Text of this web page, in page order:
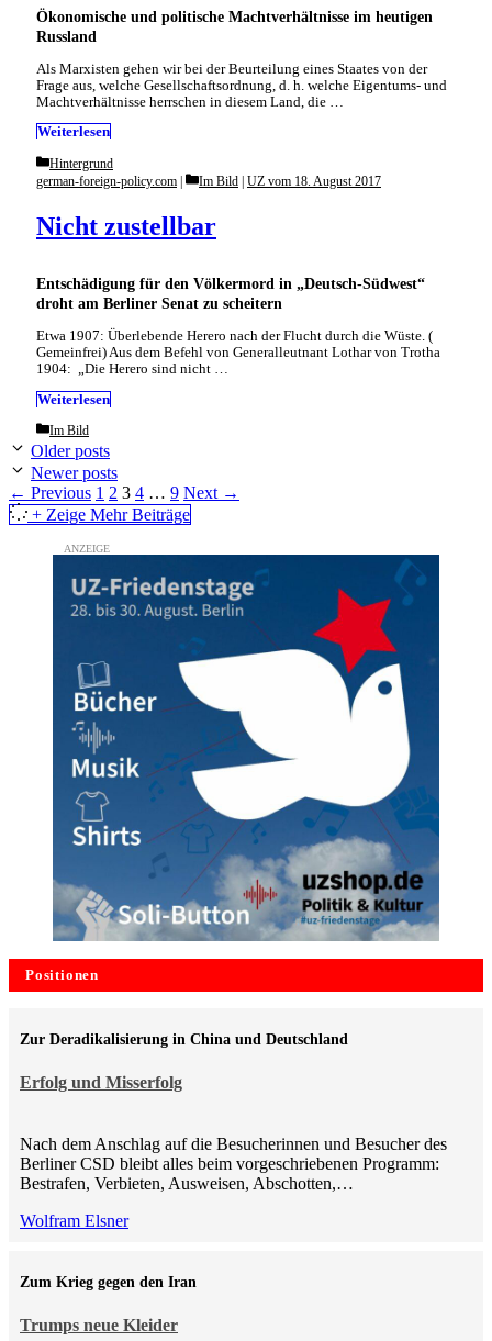
Ökonomische und politische Machtverhältnisse im heutigen
Russland
Als Marxisten gehen wir bei der Beurteilung eines Staates von der
Frage aus, welche Gesellschaftsordnung, d. h. welche Eigentums- und
Machtverhältnisse herrschen in diesem Land, die …
Weiterlesen
Categories
Hintergrund
Entschädigung für den Völkermord in „Deutsch-Südwest“
droht am Berliner Senat zu scheitern
Nicht zustellbar
german-foreign-policy.com Categories
Im Bild UZ vom 18. August 2017
Etwa 1907: Überlebende Herero nach der Flucht durch die Wüste. (
Gemeinfrei) Aus dem Befehl von Generalleutnant Lothar von Trotha
1904: „Die Herero sind nicht …
Weiterlesen
Categories
Im Bild
Older posts
Newer posts
← Previous Page
1 Page
2 Page
3 Page
4 … Page
9 Next →
+ Zeige Mehr Beiträge
Positionen
Erfolg und Misserfolg
Zur Deradikalisierung in China und Deutschland
Nach dem Anschlag auf die Besucherinnen und Besucher des
Berliner CSD bleibt alles beim vorgeschriebenen Programm:
Bestrafen, Verbieten, Ausweisen, Abschotten,…
Wolfram Elsner
Trumps neue Kleider
Zum Krieg gegen den Iran